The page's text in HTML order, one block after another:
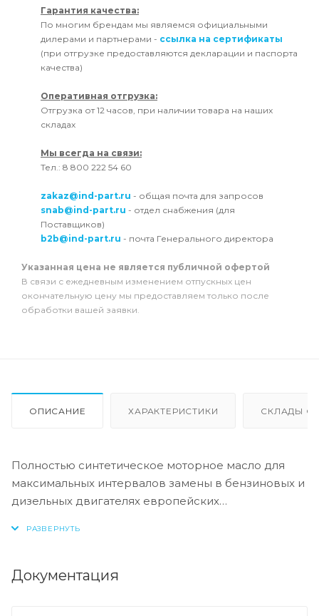
Гарантия качества:
По многим брендам мы являемся официальными
дилерами и партнерами - ссылка на сертификаты
(при отгрузке предоставляются декларации и паспорта
качества)
Оперативная отгрузка:
Отгрузка от 12 часов, при наличии товара на наших
складах
Мы всегда на связи:
Тел.: 8 800 222 54 60
zakaz@ind-part.ru - общая почта для запросов
snab@ind-part.ru - отдел снабжения (для
Поставщиков)
b2b@ind-part.ru - почта Генерального директора
Указанная цена не является публичной офертой
В связи с ежедневным изменением отпускных цен
окончательную цену мы предоставляем только после
обработки вашей заявки.
ОПИСАНИЕ ХАРАКТЕРИСТИКИ СКЛАДЫ
Полностью синтетическое моторное масло для
максимальных интервалов замены в бензиновых и
дизельных двигателях европейских
Допуск:
Документация